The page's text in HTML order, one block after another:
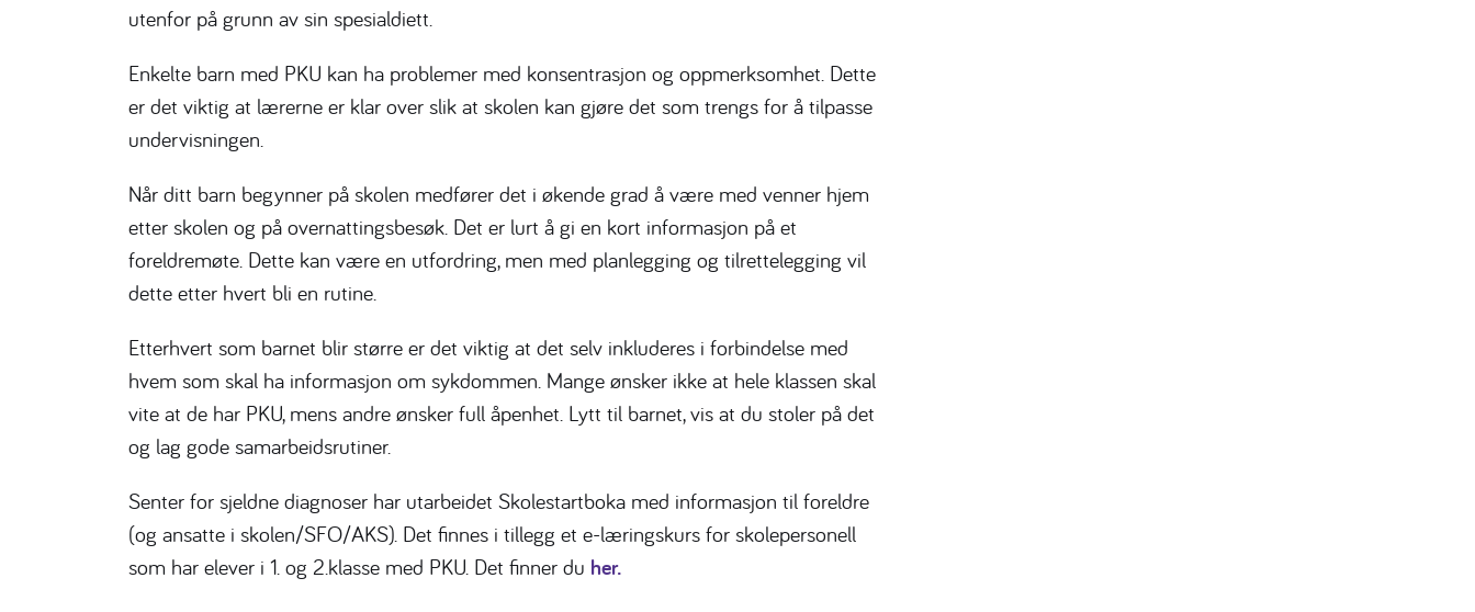
utenfor på grunn av sin spesialdiett.
Enkelte barn med PKU kan ha problemer med konsentrasjon og oppmerksomhet. Dette
er det viktig at lærerne er klar over slik at skolen kan gjøre det som trengs for å tilpasse
undervisningen.
Når ditt barn begynner på skolen medfører det i økende grad å være med venner hjem
etter skolen og på overnattingsbesøk. Det er lurt å gi en kort informasjon på et
foreldremøte. Dette kan være en utfordring, men med planlegging og tilrettelegging vil
dette etter hvert bli en rutine.
Etterhvert som barnet blir større er det viktig at det selv inkluderes i forbindelse med
hvem som skal ha informasjon om sykdommen. Mange ønsker ikke at hele klassen skal
vite at de har PKU, mens andre ønsker full åpenhet. Lytt til barnet, vis at du stoler på det
og lag gode samarbeidsrutiner.
Senter for sjeldne diagnoser har utarbeidet Skolestartboka med informasjon til foreldre
(og ansatte i skolen/SFO/AKS). Det finnes i tillegg et e-læringskurs for skolepersonell
som har elever i 1. og 2.klasse med PKU. Det finner du her.